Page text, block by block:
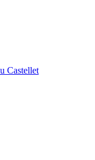
Castellet